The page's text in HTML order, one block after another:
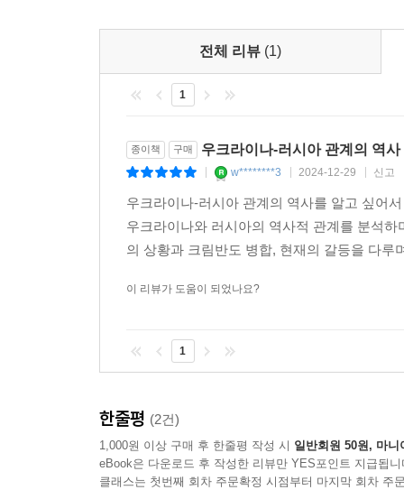
전체 리뷰 (1)
1
종이책 구매 우크라이나-러시아 관계의 역사
w********3 2024-12-29 신고
우크라이나-러시아 관계의 역사를 알고 싶어
우크라이나와 러시아의 역사적 관계를 분석
의 상황과 크림반도 병합, 현재의 갈등을 다
이 리뷰가 도움이 되었나요?
1
한줄평 (2건)
1,000원 이상 구매 후 한줄평 작성 시 일반회원 50원, 마니
eBook은 다운로드 후 작성한 리뷰만 YES포인트 지급됩니
클래스는 첫번째 회차 주문확정 시점부터 마지막 회차 주